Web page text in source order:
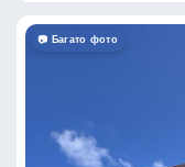
📷 Багато фото